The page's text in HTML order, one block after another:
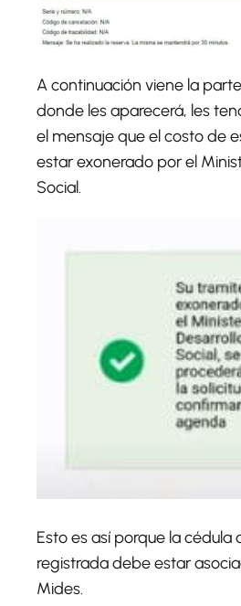
A continuación viene la
donde les aparecerá, les
el mensaje que el costo de
estar exonerado por el
Social.
Esto es así porque la cédula
registrada debe estar
Mides.